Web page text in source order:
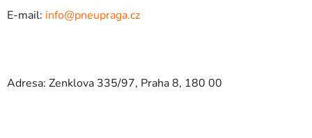
E-mail: info@pneupraga.cz
Adresa: Zenklova 335/97, Praha 8, 180 00